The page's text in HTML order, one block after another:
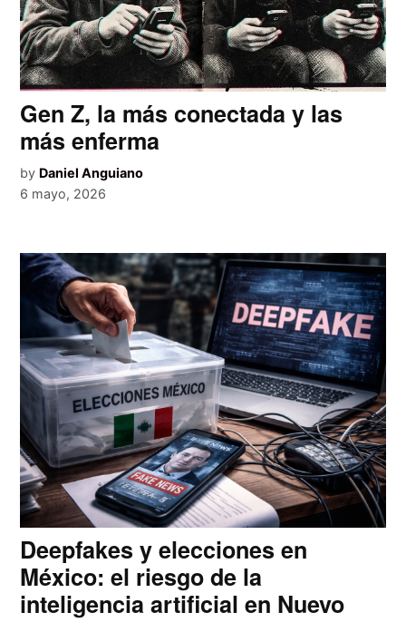
Gen Z, la más conectada y las
más enferma
by Daniel Anguiano
6 mayo, 2026
Deepfakes y elecciones en
México: el riesgo de la
inteligencia artificial en Nuevo